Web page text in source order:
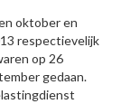
oktober en
respectievelijk
op 26
gedaan.